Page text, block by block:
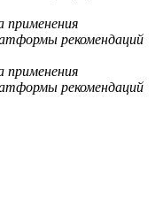
применения
рекомендаций
применения
рекомендаций